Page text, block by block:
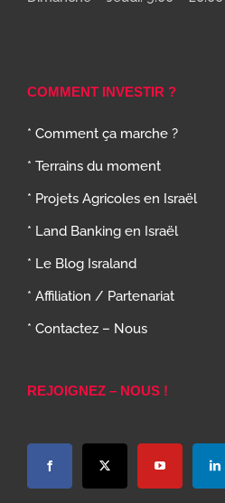
COMMENT INVESTIR ?
* Comment ça marche ?
* Terrains du moment
* Projets Agricoles en Israël
* Land Banking en Israël
* Le Blog Israland
* Affiliation / Partenariat
* Contactez – Nous
REJOIGNEZ – NOUS !